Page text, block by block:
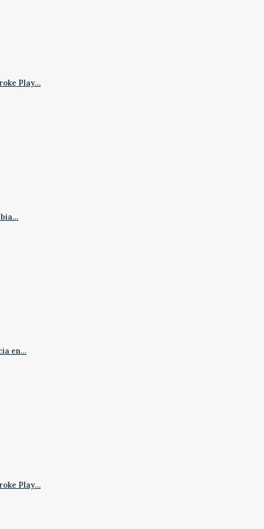
Play…
en…
Play…